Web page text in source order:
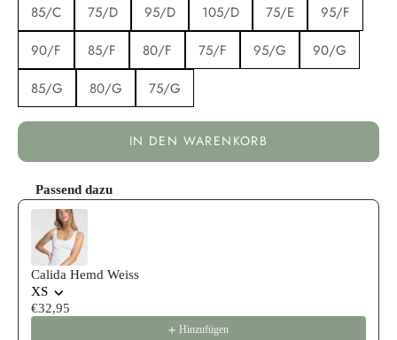
85/C 75/D 95/D 105/D 75/E
95/F
90/F
85/F 80/F 75/F 95/G
90/G
85/G
80/G 75/G
IN DEN WARENKORB
Passend dazu
Use the Previous and Next buttons to navigate through product
Calida Hemd Weiss
XS
€32,95
Hinzufügen